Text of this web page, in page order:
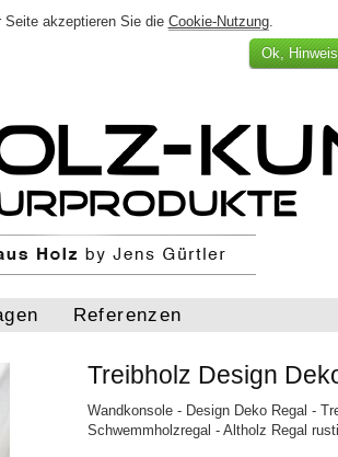
Seite akzeptieren Sie die Cookie-Nutzung.
Ok,
Referenzen
Treibholz Design
Wandkonsole - Design Deko Regal -
Schwemmholzregal - Altholz Regal